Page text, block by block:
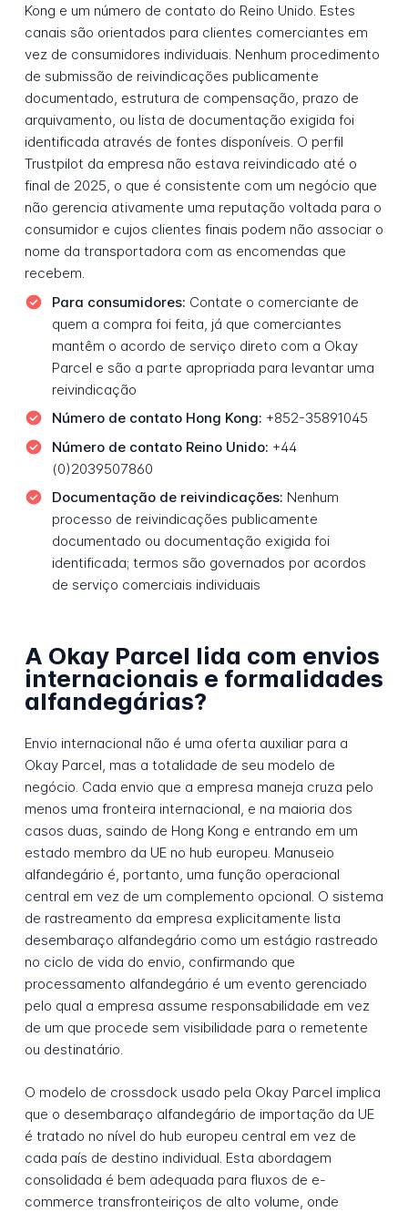
Kong e um número de contato do Reino Unido. Estes
canais são orientados para clientes comerciantes em
vez de consumidores individuais. Nenhum procedimento
de submissão de reivindicações publicamente
documentado, estrutura de compensação, prazo de
arquivamento, ou lista de documentação exigida foi
identificada através de fontes disponíveis. O perfil
Trustpilot da empresa não estava reivindicado até o
final de 2025, o que é consistente com um negócio que
não gerencia ativamente uma reputação voltada para o
consumidor e cujos clientes finais podem não associar o
nome da transportadora com as encomendas que
recebem.
Para consumidores: Contate o comerciante de
quem a compra foi feita, já que comerciantes
mantêm o acordo de serviço direto com a Okay
Parcel e são a parte apropriada para levantar uma
reivindicação
Número de contato Hong Kong: +852-35891045
Número de contato Reino Unido: +44
(0)2039507860
Documentação de reivindicações: Nenhum
processo de reivindicações publicamente
documentado ou documentação exigida foi
identificada; termos são governados por acordos
de serviço comerciais individuais
A Okay Parcel lida com envios
internacionais e formalidades
alfandegárias?
Envio internacional não é uma oferta auxiliar para a
Okay Parcel, mas a totalidade de seu modelo de
negócio. Cada envio que a empresa maneja cruza pelo
menos uma fronteira internacional, e na maioria dos
casos duas, saindo de Hong Kong e entrando em um
estado membro da UE no hub europeu. Manuseio
alfandegário é, portanto, uma função operacional
central em vez de um complemento opcional. O sistema
de rastreamento da empresa explicitamente lista
desembaraço alfandegário como um estágio rastreado
no ciclo de vida do envio, confirmando que
processamento alfandegário é um evento gerenciado
pelo qual a empresa assume responsabilidade em vez
de um que procede sem visibilidade para o remetente
ou destinatário.
O modelo de crossdock usado pela Okay Parcel implica
que o desembaraço alfandegário de importação da UE
é tratado no nível do hub europeu central em vez de
cada país de destino individual. Esta abordagem
consolidada é bem adequada para fluxos de e-
commerce transfronteiriços de alto volume, onde